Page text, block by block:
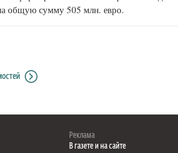
общую сумму 505 млн. евро.
Реклама
В газете и на сайте